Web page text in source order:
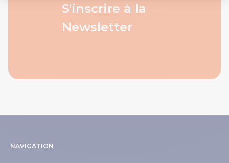
S'inscrire à la
Newsletter
NAVIGATION